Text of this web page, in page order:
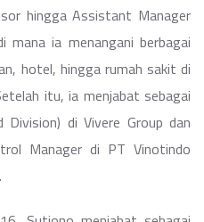
hingga Assistant Manager
ia menangani berbagai
hotel, hingga rumah sakit di
itu, ia menjabat sebagai
di Vivere Group dan
Manager di PT Vinotindo